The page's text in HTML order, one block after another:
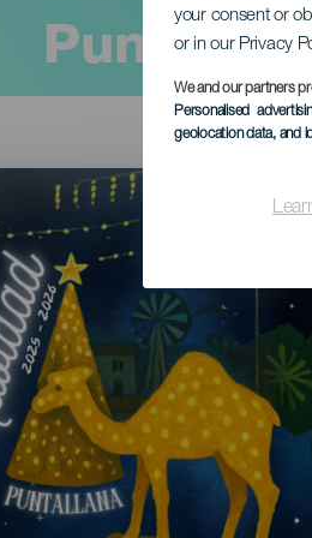
your consent or
or in our Privacy
We and our partners
Personalised
geolocation data, and